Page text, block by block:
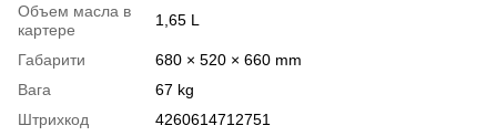
Объем масла в
картере
1,65 L
Габарити
680 × 520 × 660 mm
Вага
67 kg
Штрихкод
4260614712751